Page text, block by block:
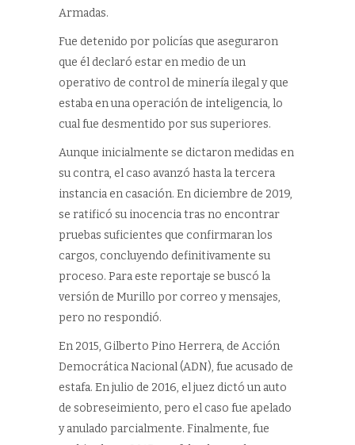
Armadas.
Fue detenido por policías que aseguraron
que él declaró estar en medio de un
operativo de control de minería ilegal y que
estaba en una operación de inteligencia, lo
cual fue desmentido por sus superiores.
Aunque inicialmente se dictaron medidas en
su contra, el caso avanzó hasta la tercera
instancia en casación. En diciembre de 2019,
se ratificó su inocencia tras no encontrar
pruebas suficientes que confirmaran los
cargos, concluyendo definitivamente su
proceso. Para este reportaje se buscó la
versión de Murillo por correo y mensajes,
pero no respondió.
En 2015, Gilberto Pino Herrera, de Acción
Democrática Nacional (ADN), fue acusado de
estafa. En julio de 2016, el juez dictó un auto
de sobreseimiento, pero el caso fue apelado
y anulado parcialmente. Finalmente, fue